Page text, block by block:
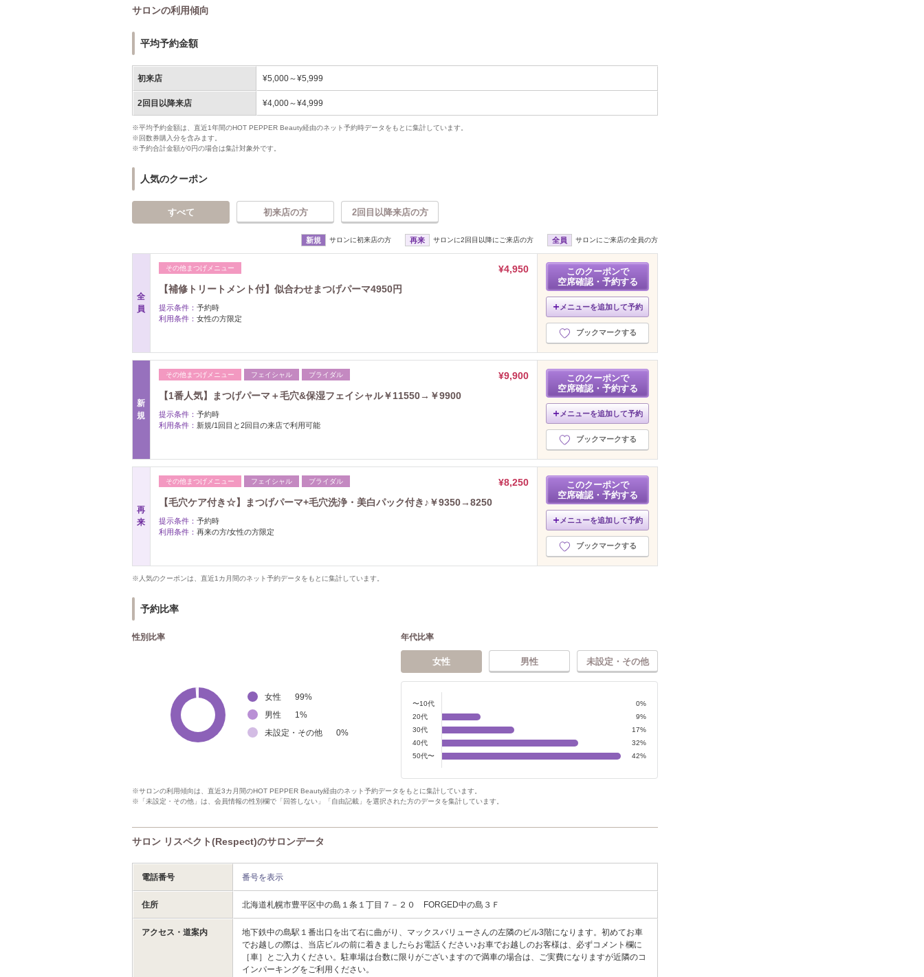
サロンの利用傾向
平均予約金額
初来店 ¥5,000～¥5,999
2回目以降来店 ¥4,000～¥4,999
※平均予約金額は、直近1年間のHOT PEPPER Beauty経由のネット予約時データをもとに集計しています。
※回数券購入分を含みます。
※予約合計金額が0円の場合は集計対象外です。
人気のクーポン
すべて 初来店の方 2回目以降来店の方
新規 サロンに初来店の方 再来 サロンに2回目以降にご来店の方 全員 サロンにご来店の全員の方
全
員
その他まつげメニュー
¥4,950
【補修トリートメント付】似合わせまつげパーマ4950円
提示条件： 予約時
利用条件： 女性の方限定
このクーポンで
空席確認・予約する
メニューを追加して予約
ブックマークする
新
規
その他まつげメニュー フェイシャル ブライダル
¥9,900
【1番人気】まつげパーマ＋毛穴&保湿フェイシャル￥11550→￥9900
提示条件： 予約時
利用条件： 新規/1回目と2回目の来店で利用可能
このクーポンで
空席確認・予約する
メニューを追加して予約
ブックマークする
再
来
その他まつげメニュー フェイシャル ブライダル
¥8,250
【毛穴ケア付き☆】まつげパーマ+毛穴洗浄・美白パック付き♪￥9350→8250
提示条件： 予約時
利用条件： 再来の方/女性の方限定
このクーポンで
空席確認・予約する
メニューを追加して予約
ブックマークする
※人気のクーポンは、直近1カ月間のネット予約データをもとに集計しています。
予約比率
性別比率
女性 99%
男性
1 %
未設定・その他
0%
年代比率
女性 男性 未設定・その他
〜10代
0%
20代
9%
30代
17%
40代
32%
50代〜
42%
※サロンの利用傾向は、直近3カ月間のHOT PEPPER Beauty経由のネット予約データをもとに集計しています。
※「未設定・その他」は、会員情報の性別欄で「回答しない」「自由記載」を選択された方のデータを集計しています。
サロン リスペクト(Respect)のサロンデータ
電話番号 番号を表示
住所 北海道札幌市豊平区中の島１条１丁目７－２０ FORGED中の島３Ｆ
アクセス・道案内
地下鉄中の島駅１番出口を出て右に曲がり、マックスバリューさんの左隣のビル3階になります。初めてお車
でお越しの際は、当店ビルの前に着きましたらお電話ください♪お車でお越しのお客様は、必ずコメント欄に
［車］とご入力ください。駐車場は台数に限りがございますので満車の場合は、ご実費になりますが近隣のコ
インパーキングをご利用ください。